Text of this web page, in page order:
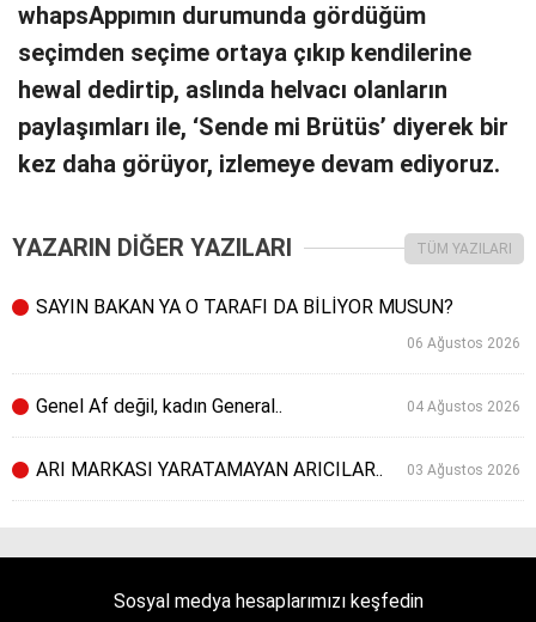
whapsAppımın durumunda gördüğüm
seçimden seçime ortaya çıkıp kendilerine
hewal dedirtip, aslında helvacı olanların
paylaşımları ile, ‘Sende mi Brütüs’ diyerek bir
kez daha görüyor, izlemeye devam ediyoruz.
YAZARIN DİĞER YAZILARI TÜM YAZILARI
SAYIN BAKAN YA O TARAFI DA BİLİYOR MUSUN?
06 Ağustos 2026
Genel Af değil, kadın General.. 04 Ağustos 2026
ARI MARKASI YARATAMAYAN ARICILAR.. 03 Ağustos 2026
Sosyal medya hesaplarımızı keşfedin